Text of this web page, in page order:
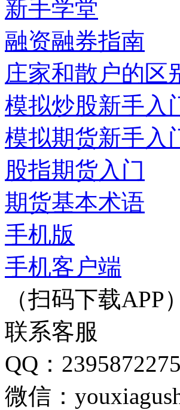
新手学堂
融资融券指南
庄家和散户的区
模拟炒股新手入
模拟期货新手入
股指期货入门
期货基本术语
手机版
手机客户端
（扫码下载APP）
联系客服
QQ：2395872275
微信：